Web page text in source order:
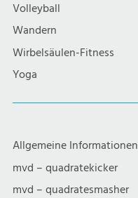
Volleyball
Wandern
Wirbelsäulen-Fitness
Yoga
Allgemeine Informationen
mvd – quadratekicker
mvd – quadratesmasher